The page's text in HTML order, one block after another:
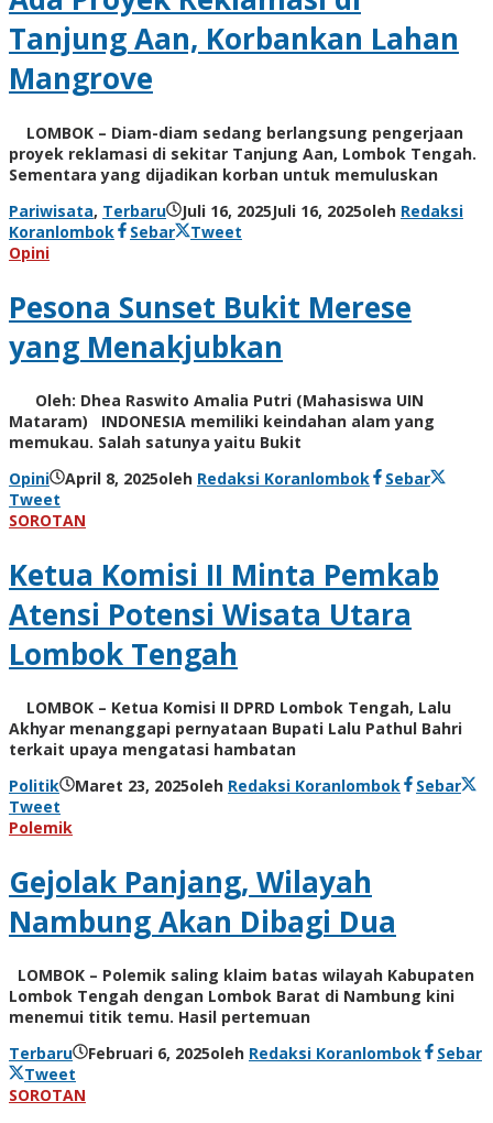
Tanjung Aan, Korbankan Lahan
Mangrove
LOMBOK – Diam-diam sedang berlangsung pengerjaan
proyek reklamasi di sekitar Tanjung Aan, Lombok Tengah.
Sementara yang dijadikan korban untuk memuluskan
Pariwisata, Terbaru Juli 16, 2025Juli 16, 2025oleh Redaksi
Koranlombok
Sebar
Tweet
Opini
Pesona Sunset Bukit Merese
yang Menakjubkan
Oleh: Dhea Raswito Amalia Putri (Mahasiswa UIN
Mataram) INDONESIA memiliki keindahan alam yang
memukau. Salah satunya yaitu Bukit
Opini
April 8, 2025oleh Redaksi Koranlombok
Sebar
Tweet
SOROTAN
Ketua Komisi II Minta Pemkab
Atensi Potensi Wisata Utara
Lombok Tengah
LOMBOK – Ketua Komisi II DPRD Lombok Tengah, Lalu
Akhyar menanggapi pernyataan Bupati Lalu Pathul Bahri
terkait upaya mengatasi hambatan
Politik
Maret 23, 2025oleh Redaksi Koranlombok
Sebar
Tweet
Polemik
Gejolak Panjang, Wilayah
Nambung Akan Dibagi Dua
LOMBOK – Polemik saling klaim batas wilayah Kabupaten
Lombok Tengah dengan Lombok Barat di Nambung kini
menemui titik temu. Hasil pertemuan
Terbaru
Februari 6, 2025oleh Redaksi Koranlombok
Sebar
Tweet
SOROTAN